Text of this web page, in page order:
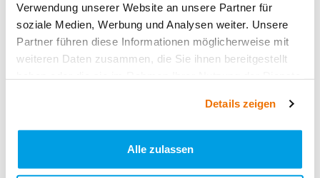
Verwendung unserer Website an unsere Partner für
soziale Medien, Werbung und Analysen weiter. Unsere
Partner führen diese Informationen möglicherweise mit
weiteren Daten zusammen, die Sie ihnen bereitgestellt
Details zeigen
Alle zulassen